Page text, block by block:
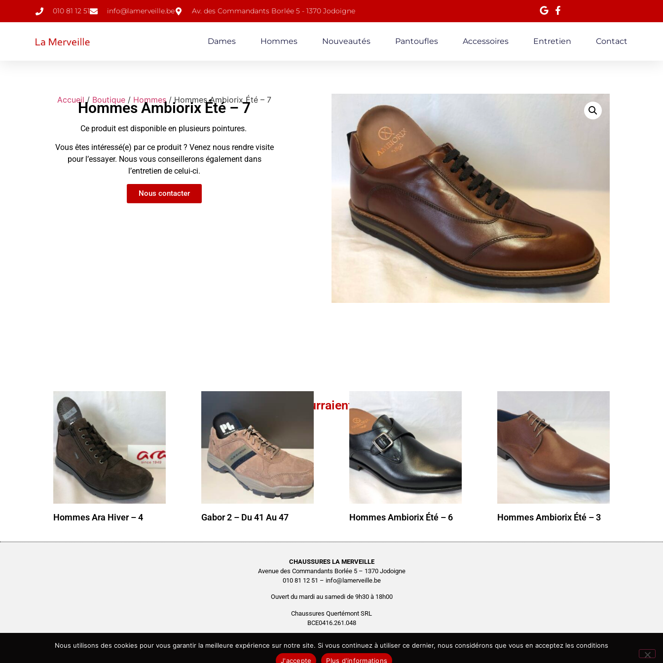
010 81 12 51 info@lamerveille.be Av. des Commandants Borlée 5 - 1370 Jodoigne
Dames Hommes Nouveautés Pantoufles Accessoires Entretien Contact
Accueil/ Boutique / Hommes/ Hommes Ambiorix Été – 7
Hommes Ambiorix Été – 7
Ce produit est disponible en plusieurs pointures.
Vous êtes intéressé(e) par ce produit ? Venez nous rendre visite
pour l’essayer. Nous vous conseillerons également dans
l’entretien de celui-ci.
Nous contacter
Ces produits pourraient vous intéresser
Hommes Ara Hiver – 4 Gabor 2 – Du 41 Au 47 Hommes Ambiorix Été – 6 Hommes Ambiorix Été – 3
CHAUSSURES LA MERVEILLE
Avenue des Commandants Borlée 5 – 1370 Jodoigne
010 81 12 51 – info@lamerveille.be
Ouvert du mardi au samedi de 9h30 à 18h00
Chaussures Quertémont SRL
BCE0416.261.048
Site réalisé parAGENCE2D
Nous utilisons des cookies pour vous garantir la meilleure expérience sur notre site. Si vous continuez à utiliser ce dernier, nous considérons que vous en acceptez les conditions
J'accepte
Plus d'informations